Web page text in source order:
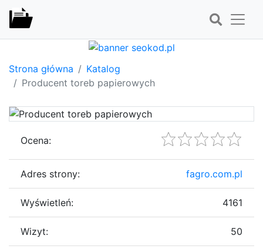
Strona główna
Katalog
Producent toreb papierowych
Ocena:
Adres strony: fagro.com.pl
Wyświetleń: 4161
Wizyt: 50